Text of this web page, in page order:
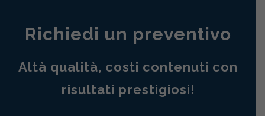
Richiedi un preventivo
Altà qualità, costi contenuti con
risultati prestigiosi!